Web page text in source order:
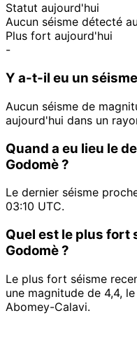
Statut aujourd'hui
Aucun séisme détecté
Plus fort aujourd'hui
-
Y a-t-il eu un
Aucun séisme de
aujourd'hui dans un
Quand a eu lieu le
Godomè ?
Le dernier séisme
03:10 UTC.
Quel est le plus fort
Godomè ?
Le plus fort séisme
une magnitude de 4,4,
Abomey-Calavi.